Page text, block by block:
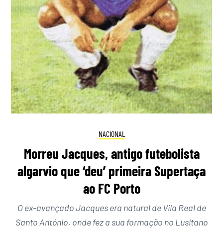
NACIONAL
Morreu Jacques, antigo futebolista
algarvio que ‘deu’ primeira Supertaça
ao FC Porto
O ex-avançado Jacques era natural de Vila Real de
Santo António, onde fez a sua formação no Lusitano